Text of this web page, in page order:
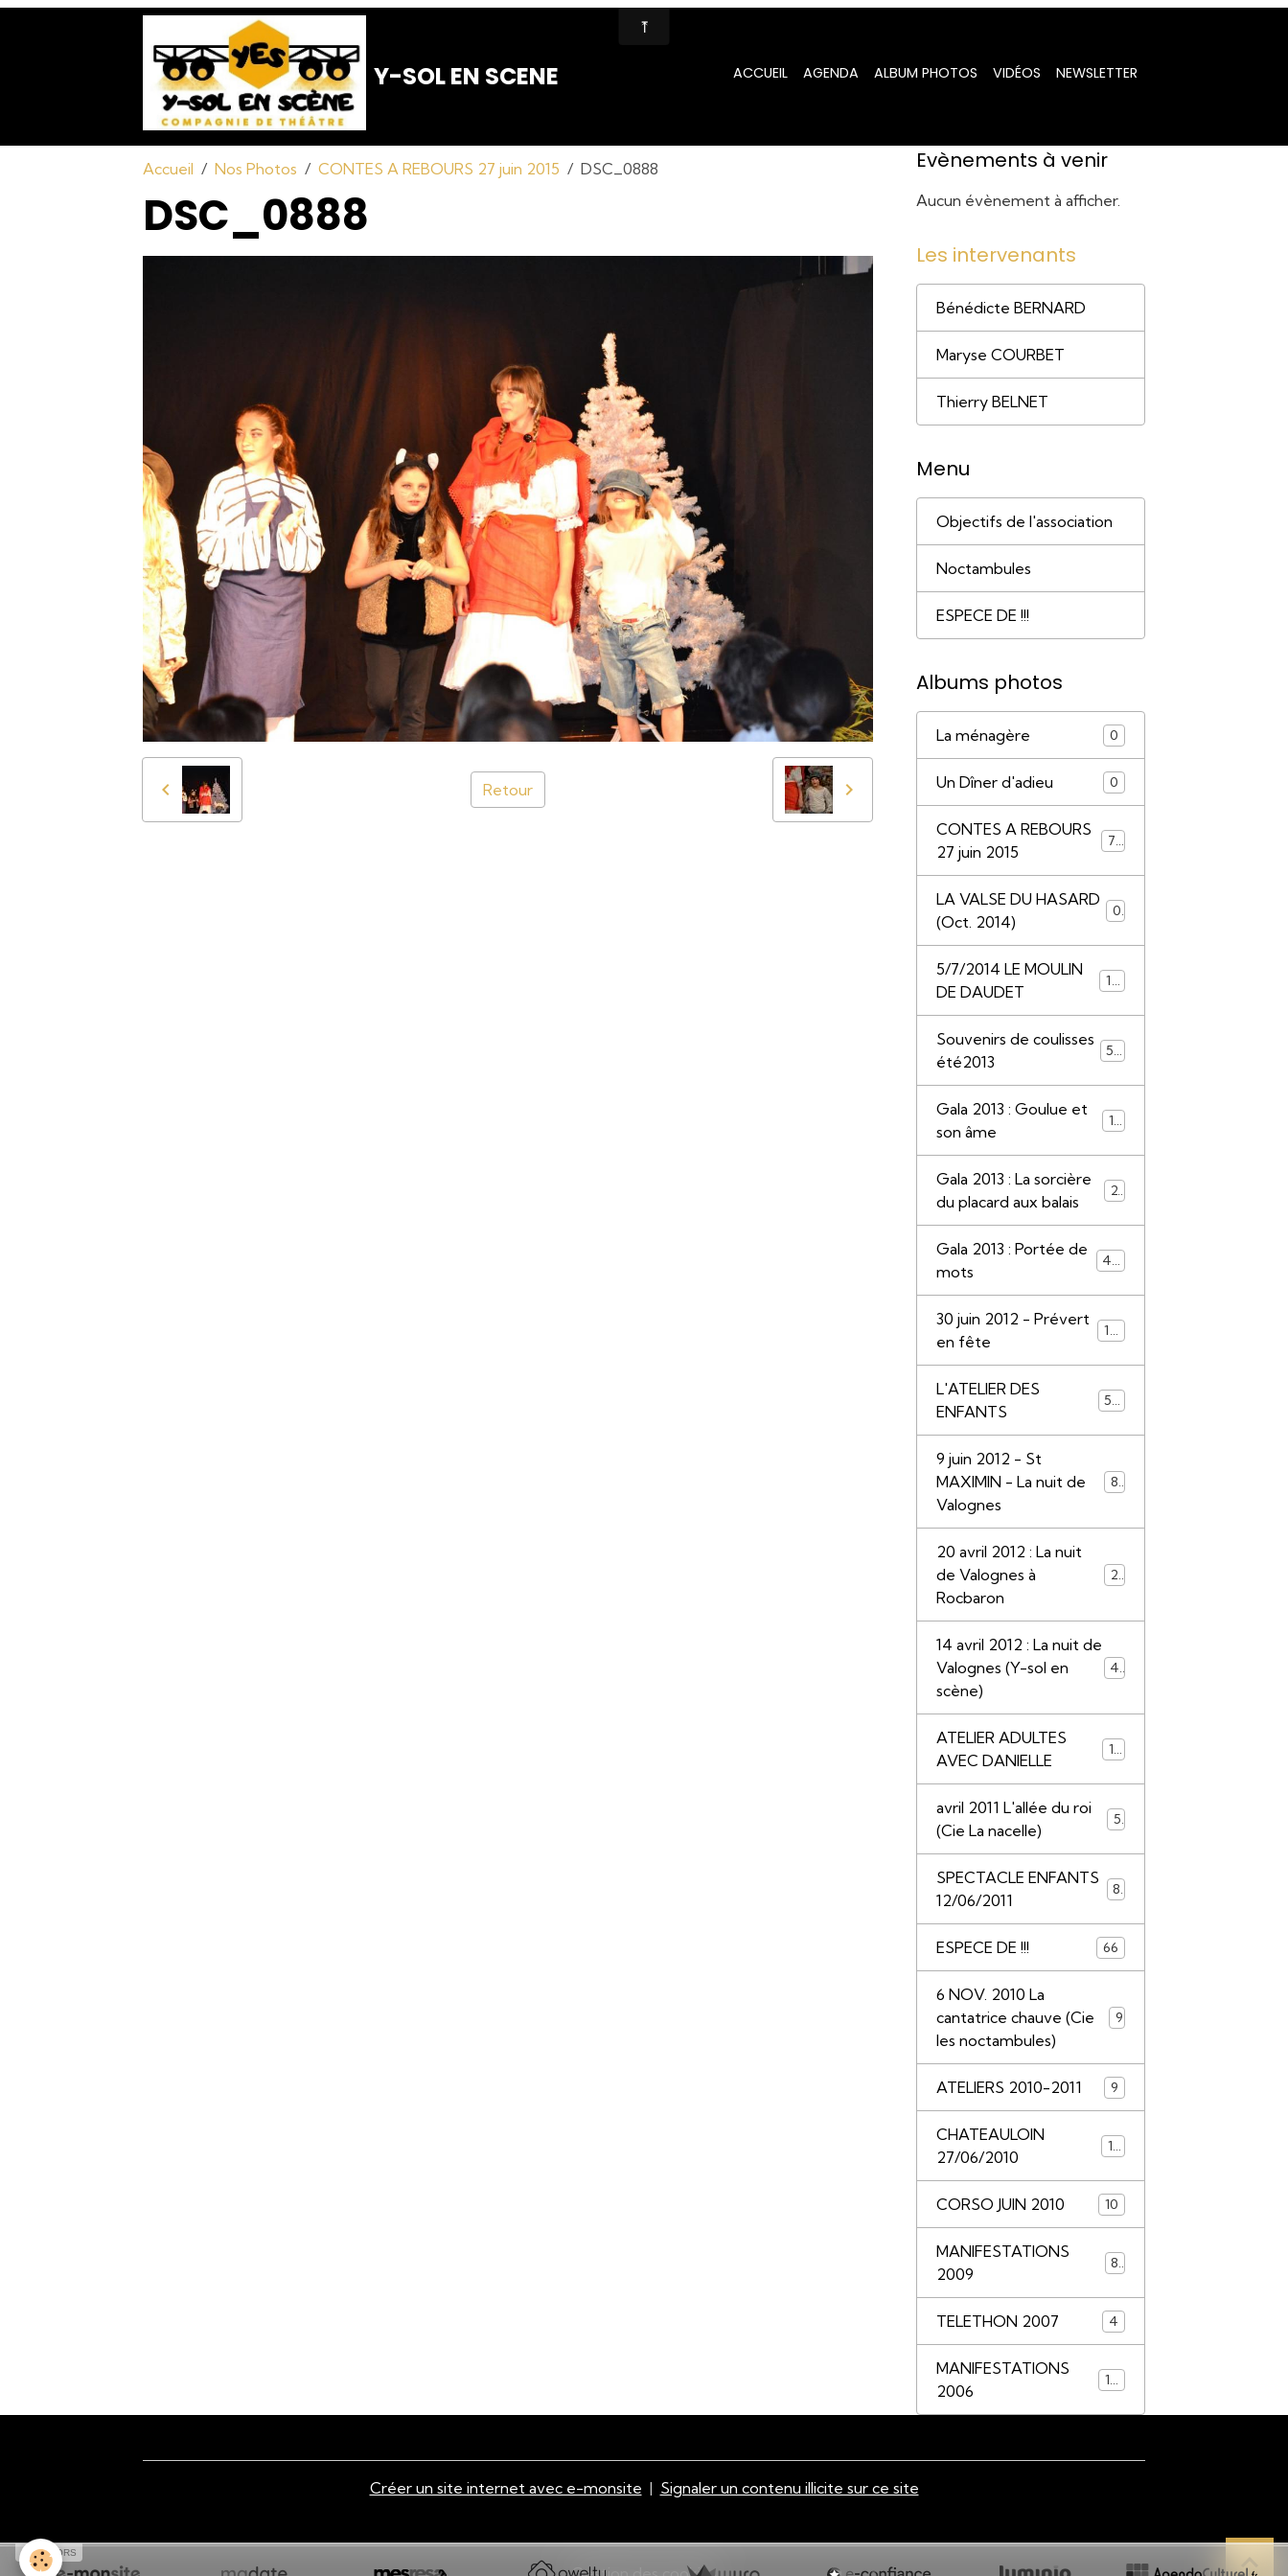
Y-SOL EN SCENE ACCUEIL AGENDA ALBUM PHOTOS VIDÉOS NEWSLETTER
Accueil Nos Photos CONTES A REBOURS 27 juin 2015 DSC_0888
DSC_0888
Retour
Evènements à venir
Aucun évènement à afficher.
Les intervenants
Bénédicte BERNARD
Maryse COURBET
Thierry BELNET
Menu
Objectifs de l'association
Noctambules
ESPECE DE !!!
Albums photos
La ménagère 0
Un Dîner d'adieu 0
CONTES A REBOURS
27 juin 2015
79
LA VALSE DU HASARD
(Oct. 2014)
0
5/7/2014 LE MOULIN
DE DAUDET
117
Souvenirs de coulisses
été2013
50
Gala 2013 : Goulue et
son âme
13
Gala 2013 : La sorcière
du placard aux balais
22
Gala 2013 : Portée de
mots
44
30 juin 2012 - Prévert
en fête
110
L'ATELIER DES
ENFANTS
55
9 juin 2012 - St
MAXIMIN - La nuit de
Valognes
85
20 avril 2012 : La nuit
de Valognes à
Rocbaron
28
14 avril 2012 : La nuit de
Valognes (Y-sol en
scène)
45
ATELIER ADULTES
AVEC DANIELLE
14
avril 2011 L'allée du roi
(Cie La nacelle)
5
SPECTACLE ENFANTS
12/06/2011
8
ESPECE DE !!! 66
6 NOV. 2010 La
cantatrice chauve (Cie
les noctambules)
ATELIERS 2010-2011 9
CHATEAULOIN
27/06/2010
18
CORSO JUIN 2010 10
MANIFESTATIONS
2009
8
TELETHON 2007 4
MANIFESTATIONS
2006
14
Créer un site internet avec e-monsite Signaler un contenu illicite sur ce site
SPONSORS